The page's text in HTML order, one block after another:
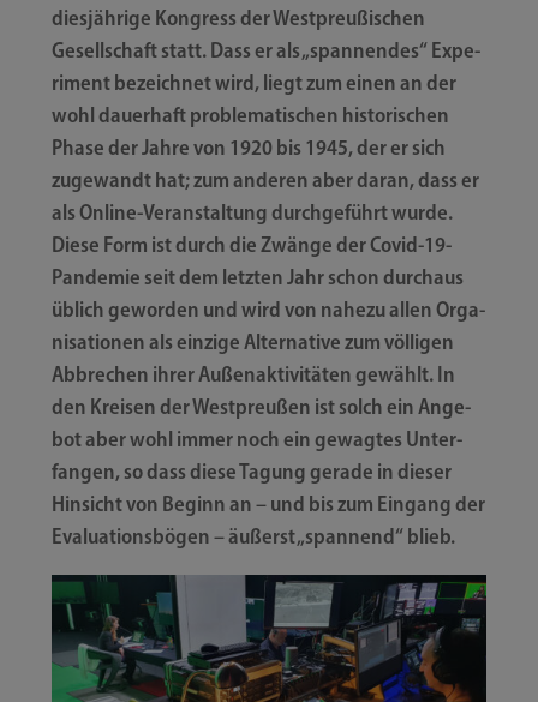
dies­jäh­ri­ge Kon­gress der West­preu­ßi­schen
Gesell­schaft statt. Dass er als „span­nen­des“ Expe­
ri­ment bezeich­net wird, liegt zum einen an der
wohl dau­er­haft pro­ble­ma­ti­schen his­to­ri­schen
Pha­se der Jah­re von 1920 bis 1945, der er sich
zuge­wandt hat; zum ande­ren aber dar­an, dass er
als Online-​​Veranstaltung durch­ge­führt wur­de.
Die­se Form ist durch die Zwän­ge der Covid-​​19-​​
Pandemie seit dem letz­ten Jahr schon durch­aus
üblich gewor­den und wird von nahe­zu allen Orga­
ni­sa­tio­nen als ein­zi­ge Alter­na­ti­ve zum völ­li­gen
Abbre­chen ihrer Außen­ak­ti­vi­tä­ten gewählt. In
den Krei­sen der West­preu­ßen ist solch ein Ange­
bot aber wohl immer noch ein gewag­tes Unter­
fan­gen, so dass die­se Tagung gera­de in die­ser
Hin­sicht von Beginn an – und bis zum Ein­gang der
Eva­lua­ti­ons­bö­gen – äußerst „span­nend“ blieb.